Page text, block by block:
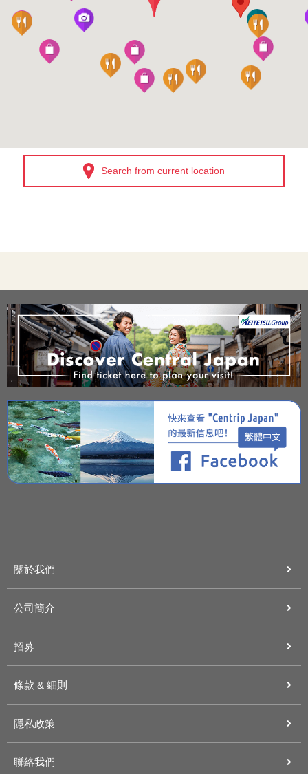
Search from current location
關於我們
公司簡介
招募
條款 & 細則
隱私政策
聯絡我們